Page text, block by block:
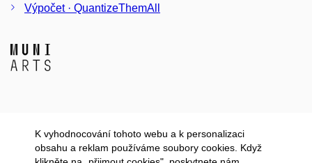
Výpočet · QuantizeThemAll
K vyhodnocování tohoto webu a k personalizaci
obsahu a reklam používáme soubory cookies. Když